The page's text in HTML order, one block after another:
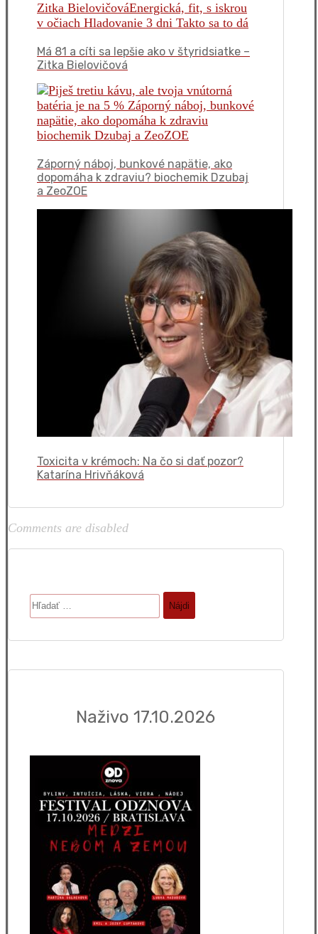
Má 81 a cíti sa lepšie ako v štyridsiatke –
Zitka Bielovičová
Záporný náboj, bunkové napätie, ako
dopomáha k zdraviu? biochemik Dzubaj
a ZeoZOE
Toxicita v krémoch: Na čo si dať pozor?
Katarína Hrivňáková
Comments are disabled
Hľadať:
Naživo 17.10.2026